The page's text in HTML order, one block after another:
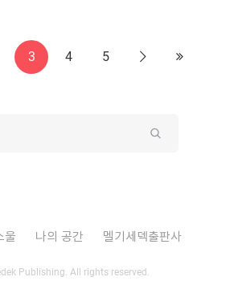
3 4 5
Next Last
Submit
울 나의 공간 멜기세덱출판사
Publishing. All rights reserved.